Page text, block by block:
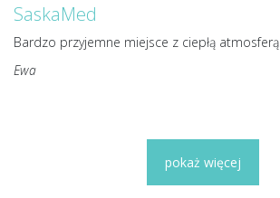
SaskaMed
Bardzo przyjemne miejsce z ciepłą atmosferą.
Ewa
pokaż więcej